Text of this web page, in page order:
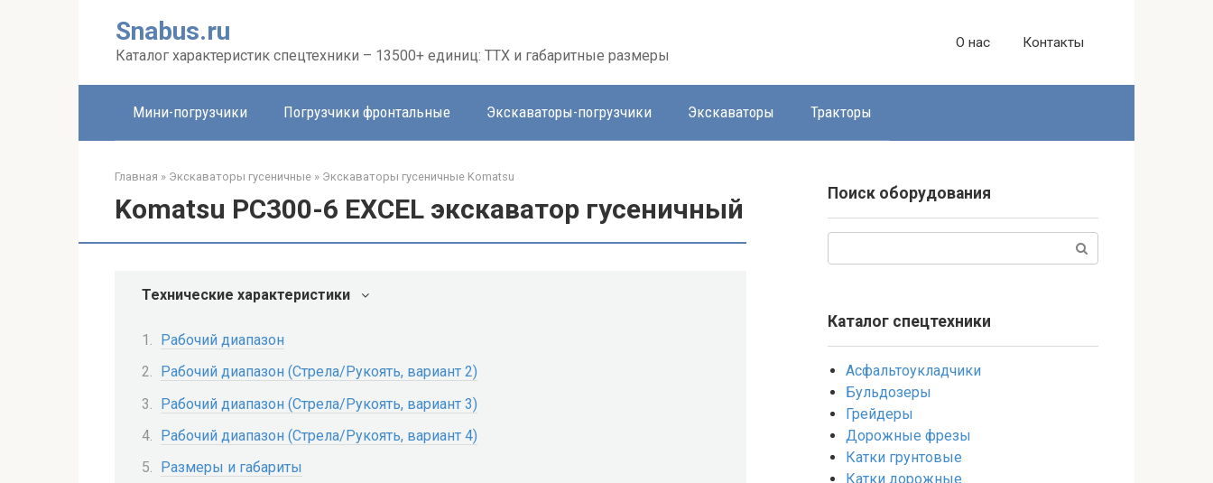
Snabus.ru
Каталог характеристик спецтехники – 13500+ единиц: ТТХ и габаритные размеры
О нас Контакты
Мини-погрузчики Погрузчики фронтальные Экскаваторы-погрузчики Экскаваторы Тракторы
Главная » Экскаваторы гусеничные » Экскаваторы гусеничные Komatsu
Komatsu PC300-6 EXCEL экскаватор гусеничный
Технические характеристики
Рабочий диапазон
Рабочий диапазон (Стрела/Рукоять, вариант 2)
Рабочий диапазон (Стрела/Рукоять, вариант 3)
Рабочий диапазон (Стрела/Рукоять, вариант 4)
Размеры и габариты
Поиск оборудования
Каталог спецтехники
Асфальтоукладчики
Бульдозеры
Грейдеры
Дорожные фрезы
Катки грунтовые
Катки дорожные